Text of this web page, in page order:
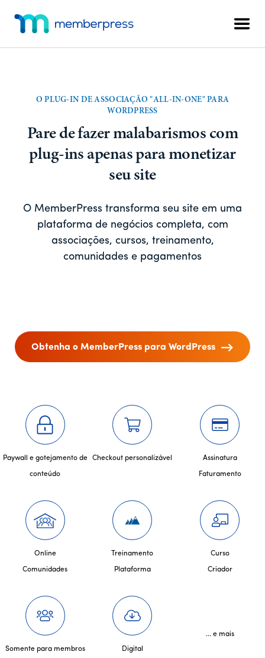
para
conteúdo
para
rodapé
Menu
adicional
associação
para
WordPress
O PLUG-IN DE ASSOCIAÇÃO "ALL-IN-ONE" PARA
WORDPRESS
Pare de fazer malabarismos com
plug-ins apenas para monetizar
seu site
O MemberPress transforma seu site em uma
plataforma de negócios completa, com
associações, cursos, treinamento,
comunidades e pagamentos
Obtenha o MemberPress para WordPress
Paywall e gotejamento de
conteúdo
Checkout personalizável Assinatura
Faturamento
Online
Comunidades
Treinamento
Plataforma
Curso
Criador
Somente para membros Digital
... e mais